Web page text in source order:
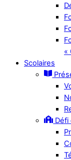
«
Scolaires
Défi